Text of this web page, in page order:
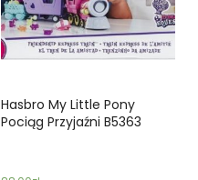
Hasbro My Little Pony
Pociąg Przyjaźni B5363